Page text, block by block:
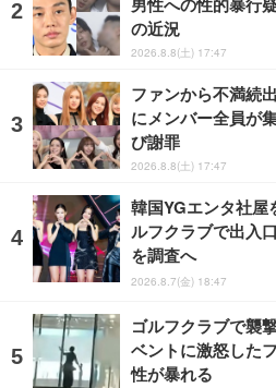
男性への性的暴行
の近況
2026.8.8(土) 17:47
ファンから不満続
にメンバー全員が
び謝罪
2026.8.8(土) 17:47
韓国YGエンタ社
ルフクラブで出入
を調査へ
2026.8.7(金) 18:47
ゴルフクラブで襲
ベントに激怒した
性が暴れる